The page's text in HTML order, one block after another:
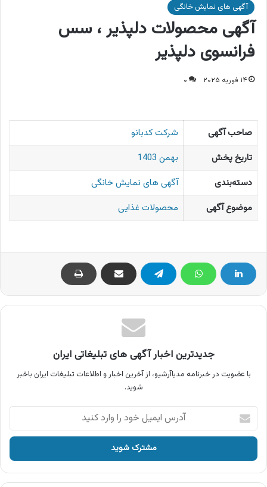
آگهی های نمایش خانگی
آگهی محصولات دلپذیر ، سس
فرانسوی دلپذیر
۱۴ فوریه ۲۰۲۵ ۰
صاحب آگهی
شرکت کدبانو
تاریخ پخش
بهمن 1403
دسته‌بندی
آگهی های نمایش خانگی
موضوع آگهی
محصولات غذایی
جدیدترین اخبار آگهی های تبلیغاتی ایران
با عضویت در خبرنامه مدیاآرشیو، از آخرین اخبار و اطلاعات تبلیغات ایران باخبر
شوید.
آدرس
ایمیل
خود
وارد
کنید